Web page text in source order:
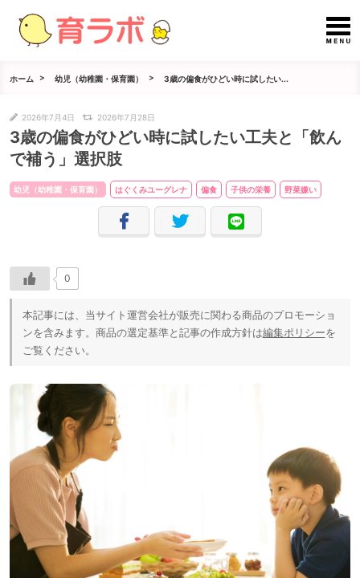
ホーム 幼児（幼稚園・保育園） 3歳の偏食がひどい時に試したい...
2026年7月4日 2026年7月28日
3歳の偏食がひどい時に試したい工夫と「飲ん
で補う」選択肢
幼児（幼稚園・保育園） はぐくみユーグレナ 偏食 子供の栄養 野菜嫌い
0
本記事には、当サイト運営会社が販売に関わる商品のプロモーショ
ンを含みます。商品の選定基準と記事の作成方針は編集ポリシーを
ご覧ください。